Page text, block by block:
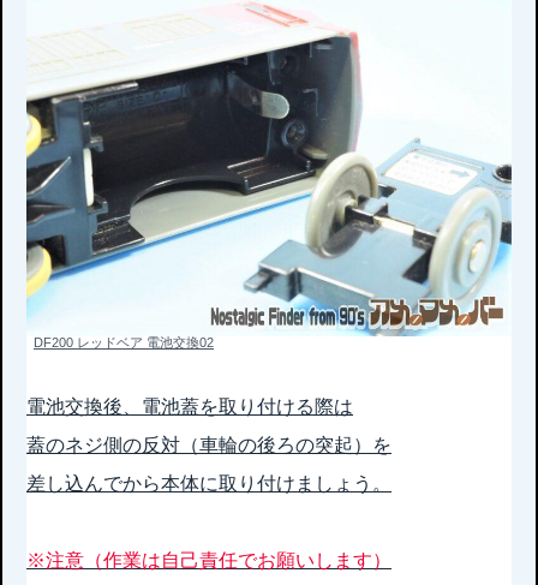
DF200 レッドベア 電池交換02
電池交換後、電池蓋を取り付ける際は
蓋のネジ側の反対（車輪の後ろの突起）を
差し込んでから本体に取り付けましょう。
※注意（作業は自己責任でお願いします）